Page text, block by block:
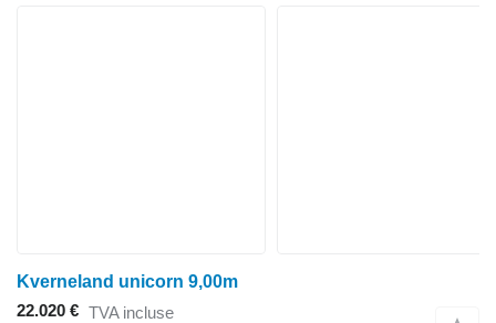
Kverneland unicorn 9,00m
22.020 € TVA incluse